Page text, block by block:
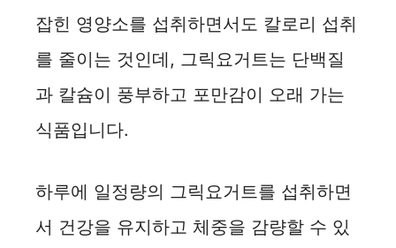
잡힌 영양소를 섭취하면서도 칼로리 섭취
를 줄이는 것인데, 그릭요거트는 단백질
과 칼슘이 풍부하고 포만감이 오래 가는
식품입니다.
하루에 일정량의 그릭요거트를 섭취하면
서 건강을 유지하고 체중을 감량할 수 있